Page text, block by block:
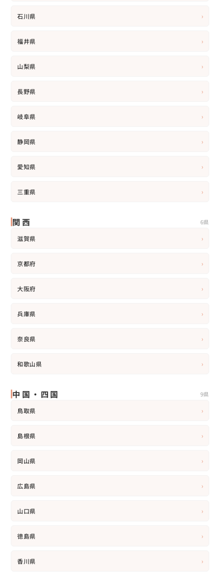
石川県 ›
福井県 ›
山梨県 ›
長野県 ›
岐阜県 ›
静岡県 ›
愛知県 ›
三重県 ›
関西 6県
滋賀県 ›
京都府 ›
大阪府 ›
兵庫県 ›
奈良県 ›
和歌山県 ›
中国・四国 9県
鳥取県 ›
島根県 ›
岡山県 ›
広島県 ›
山口県 ›
徳島県 ›
香川県 ›